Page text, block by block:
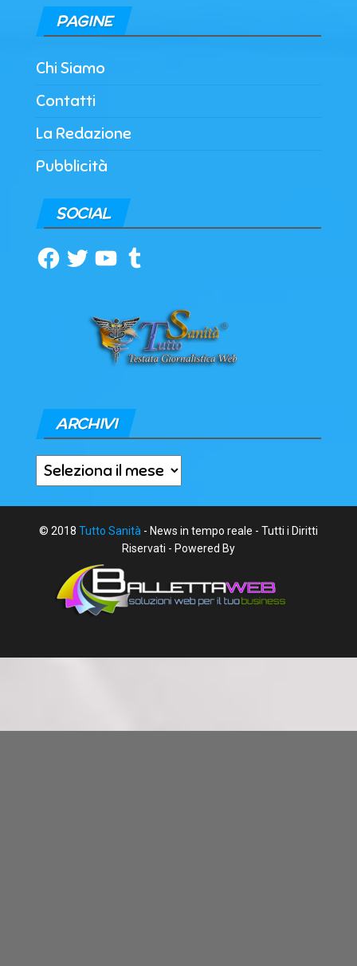
PAGINE
Chi Siamo
Contatti
La Redazione
Pubblicità
SOCIAL
Facebook
TwitterYouTubeTumblr
ARCHIVI
Archivi
© 2018 Tutto Sanità - News in tempo reale - Tutti i Diritti
Riservati - Powered By